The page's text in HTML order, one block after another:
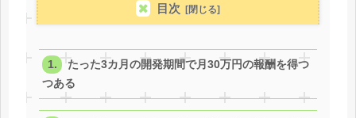
目次
たった3カ月の開発期間で月30万円の報酬を得つ
つある